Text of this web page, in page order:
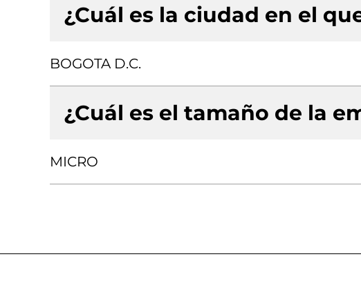
¿Cuál es la ciudad en el
BOGOTA D.C.
¿Cuál es el tamaño de la
MICRO